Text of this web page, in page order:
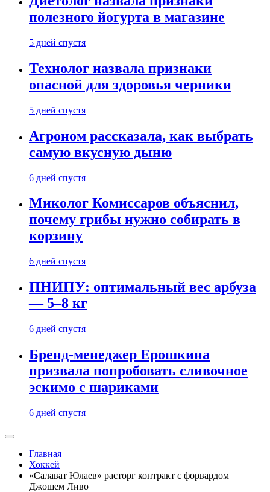
полезного йогурта в магазине
5 дней спустя
Технолог назвала признаки
опасной для здоровья черники
5 дней спустя
Агроном рассказала, как выбрать
самую вкусную дыню
6 дней спустя
Миколог Комиссаров объяснил,
почему грибы нужно собирать в
корзину
6 дней спустя
ПНИПУ: оптимальный вес арбуза
— 5–8 кг
6 дней спустя
Бренд-менеджер Ерошкина
призвала попробовать сливочное
эскимо с шариками
6 дней спустя
Главная
Хоккей
«Салават Юлаев» расторг контракт с форвардом
Джошем Ливо